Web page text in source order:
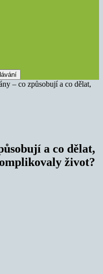
– co způsobují a co dělat,
a co dělat,
život?